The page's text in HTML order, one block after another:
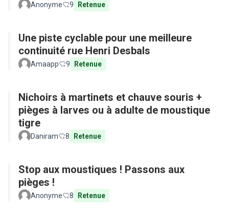
Anonyme 9 Retenue
Une piste cyclable pour une meilleure
continuité rue Henri Desbals
Amaapp 9 Retenue
Nichoirs à martinets et chauve souris +
pièges à larves ou à adulte de moustique
tigre
Daniram 8 Retenue
Stop aux moustiques ! Passons aux
pièges !
Anonyme 8 Retenue